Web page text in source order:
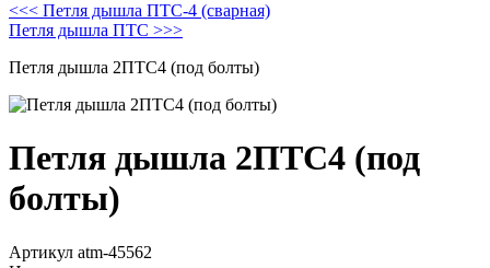
<<< Петля дышла ПТС-4 (сварная)
Петля дышла ПТС >>>
Петля дышла 2ПТС4 (под болты)
Петля дышла 2ПТС4 (под
болты)
Артикул atm-45562